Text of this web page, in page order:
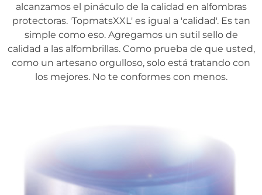
alcanzamos el pináculo de la calidad en alfombras
protectoras. 'TopmatsXXL' es igual a 'calidad'. Es tan
simple como eso. Agregamos un sutil sello de
calidad a las alfombrillas. Como prueba de que usted,
como un artesano orgulloso, solo está tratando con
los mejores. No te conformes con menos.